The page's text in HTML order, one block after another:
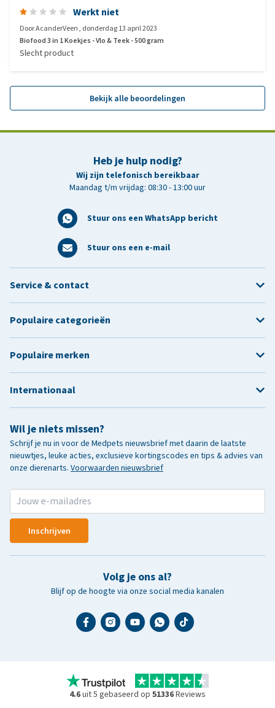
Werkt niet
DoorAcanderVeen, donderdag 13 april 2023
Biofood 3 in 1 Koekjes - Vlo & Teek - 500 gram
Slecht product
Bekijk alle beoordelingen
Heb je hulp nodig?
Wij zijn telefonisch bereikbaar
Maandag t/m vrijdag: 08:30 - 13:00 uur
Stuur ons een WhatsApp bericht
Stuur ons een e-mail
Wil je niets missen?
Schrijf je nu in voor de Medpets nieuwsbrief met daarin de laatste
nieuwtjes, leuke acties, exclusieve kortingscodes en tips & advies van
onze dierenarts. Voorwaarden nieuwsbrief
Inschrijven
Volg je ons al?
Blijf op de hoogte via onze social media kanalen
Service & contact
Populaire categorieën
Populaire merken
Internationaal
4.6uit 5 gebaseerd op 51336Reviews